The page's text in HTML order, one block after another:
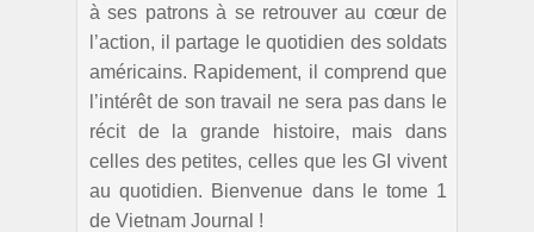
à ses patrons à se retrouver au cœur de
l’action, il partage le quotidien des soldats
américains. Rapidement, il comprend que
l’intérêt de son travail ne sera pas dans le
récit de la grande histoire, mais dans
celles des petites, celles que les GI vivent
au quotidien. Bienvenue dans le tome 1
de Vietnam Journal !